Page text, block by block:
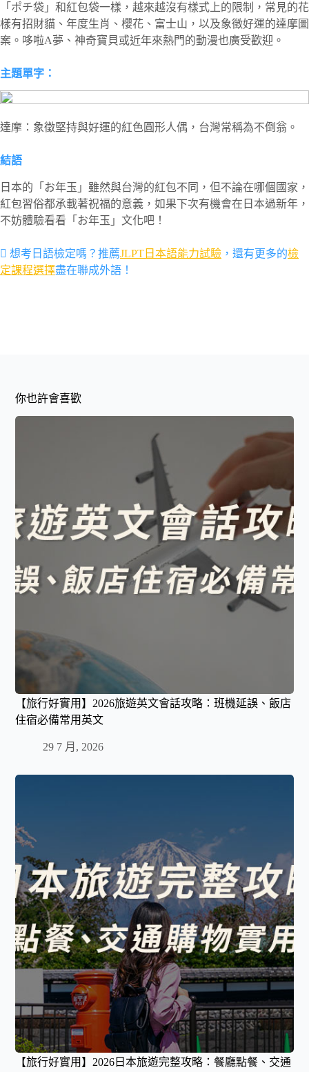
「ポチ袋」和紅包袋一樣，越來越沒有樣式上的限制，常見的花
樣有招財貓、年度生肖、櫻花、富士山，以及象徵好運的達摩圖
案。哆啦A夢、神奇寶貝或近年來熱門的動漫也廣受歡迎。
主題單字：
達摩：象徵堅持與好運的紅色圓形人偶，台灣常稱為不倒翁。
結語
日本的「お年玉」雖然與台灣的紅包不同，但不論在哪個國家，
紅包習俗都承載著祝福的意義，如果下次有機會在日本過新年，
不妨體驗看看「お年玉」文化吧！
 想考日語檢定嗎？推薦JLPT日本語能力試驗 ，還有更多的檢
定課程選擇盡在聯成外語！
你也許會喜歡
【旅行好實用】2026旅遊英文會話攻略：班機延誤、飯店
住宿必備常用英文
29 7 月, 2026
【旅行好實用】2026日本旅遊完整攻略：餐廳點餐、交通